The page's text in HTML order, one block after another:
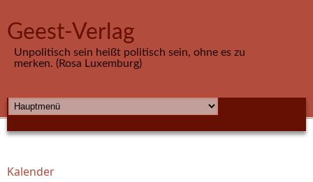
Geest-Verlag
Unpolitisch sein heißt politisch sein, ohne es zu
merken. (Rosa Luxemburg)
HAUPTMENÜ
Sie sind hier
Kalender